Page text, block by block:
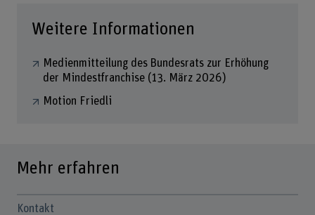
Weitere Informationen
Medienmitteilung des Bundesrats zur Erhöhung
der Mindestfranchise (13. März 2026)
Motion Friedli
Mehr erfahren
Kontakt